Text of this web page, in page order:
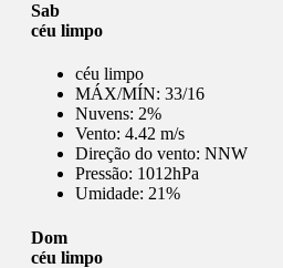
Sab
céu limpo
céu limpo
MÁX/MÍN: 33/16
Nuvens: 2%
Vento: 4.42 m/s
Direção do vento: NNW
Pressão: 1012hPa
Umidade: 21%
Dom
céu limpo